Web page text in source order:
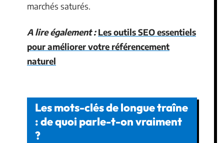
marchés saturés.
A lire également : Les outils SEO essentiels
pour améliorer votre référencement
naturel
Les mots-clés de longue traîne
: de quoi parle-t-on vraiment
?